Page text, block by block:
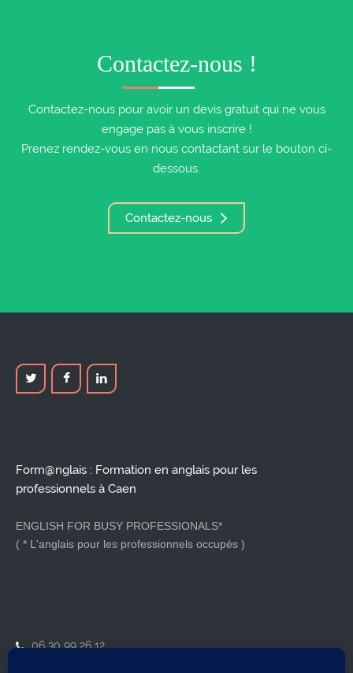
Contactez-nous !
Contactez-nous pour avoir un devis gratuit qui ne vous
engage pas à vous inscrire !
Prenez rendez-vous en nous contactant sur le bouton ci-
dessous.
Contactez-nous
Form@nglais : Formation en anglais pour les
professionnels à Caen
ENGLISH FOR BUSY PROFESSIONALS*
( * L'anglais pour les professionnels occupés )
06 30 99 26 12